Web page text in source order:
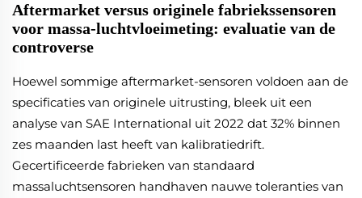
Aftermarket versus originele fabriekssensoren
voor massa-luchtvloeimeting: evaluatie van de
controverse
Hoewel sommige aftermarket-sensoren voldoen aan de
specificaties van originele uitrusting, bleek uit een
analyse van SAE International uit 2022 dat 32% binnen
zes maanden last heeft van kalibratiedrift.
Gecertificeerde fabrieken van standaard
massaluchtsensoren handhaven nauwe toleranties van